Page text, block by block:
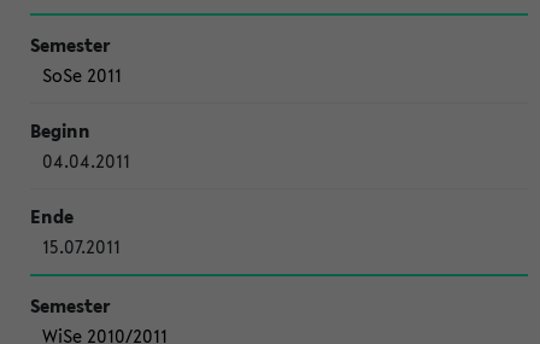
SoSe 2011
04.04.2011
15.07.2011
WiSe 2010/2011